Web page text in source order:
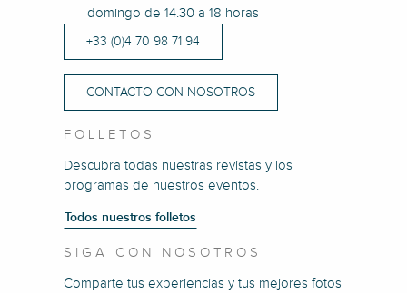
domingo de 14.30 a 18 horas
+33 (0)4 70 98 71 94
CONTACTO CON NOSOTROS
FOLLETOS
Descubra todas nuestras revistas y los
programas de nuestros eventos.
Todos nuestros folletos
SIGA CON NOSOTROS
Comparte tus experiencias y tus mejores fotos